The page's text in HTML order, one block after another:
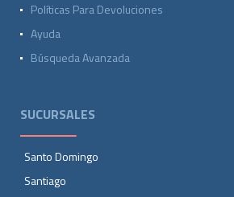
Políticas Para Devoluciones
Ayuda
Búsqueda Avanzada
SUCURSALES
Santo Domingo
Santiago